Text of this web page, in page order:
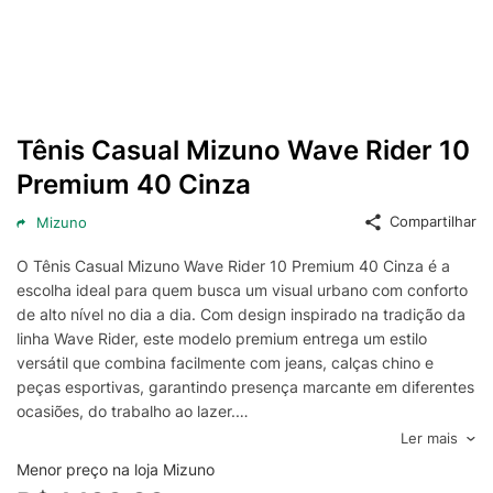
Tênis Casual Mizuno Wave Rider 10
Premium 40 Cinza
Mizuno Compartilhar
O Tênis Casual Mizuno Wave Rider 10 Premium 40 Cinza é a
escolha ideal para quem busca um visual urbano com conforto
de alto nível no dia a dia. Com design inspirado na tradição da
linha Wave Rider, este modelo premium entrega um estilo
versátil que combina facilmente com jeans, calças chino e
peças esportivas, garantindo presença marcante em diferentes
ocasiões, do trabalho ao lazer.
A construção foi pensada para proporcionar uma experiência
de uso agradável ao longo do dia, com ajuste seguro no
tamanho 40 e sensação de estabilidade a cada passo. O
Ler mais
Menor preço na loja Mizuno